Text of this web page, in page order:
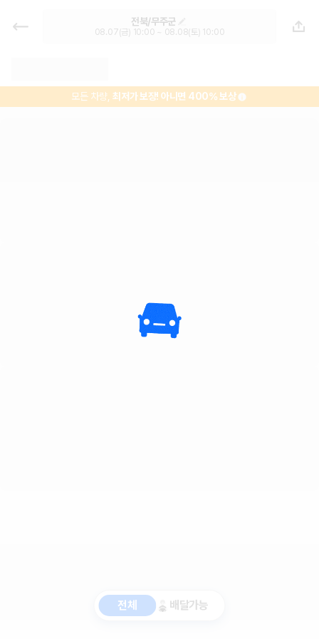
무주공용버스터미널 렌트카 - 전북
렌터카 가격비교, 최저가 보장 1위 카
전북/무주군
08.07(금) 10:00 ~ 08.08(토) 10:00
모든 차량,최저가 보장! 아니면 400% 보상
전체 배달가능